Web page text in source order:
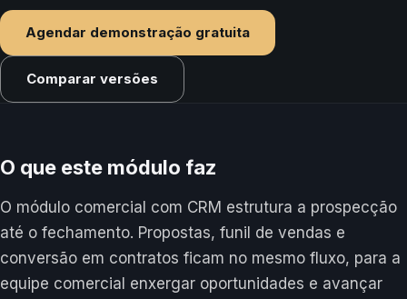
Agendar demonstração gratuita
Comparar versões
O que este módulo faz
O módulo comercial com CRM estrutura a prospecção
até o fechamento. Propostas, funil de vendas e
conversão em contratos ficam no mesmo fluxo, para a
equipe comercial enxergar oportunidades e avançar